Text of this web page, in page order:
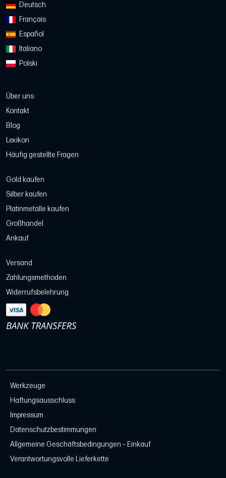
Deutsch
Français
Español
Italiano
Polski
Über uns
Kontakt
Blog
Lexikon
Häufig gestellte Fragen
Gold kaufen
Silber kaufen
Platinmetalle kaufen
Großhandel
Ankauf
Versand
Zahlungsmethoden
Widerrufsbelehrung
Werkzeuge
Haftungsausschluss
Impressum
Datenschutzbestimmungen
Allgemeine Geschäftsbedingungen – Einkauf
Verantwortungsvolle Lieferkette